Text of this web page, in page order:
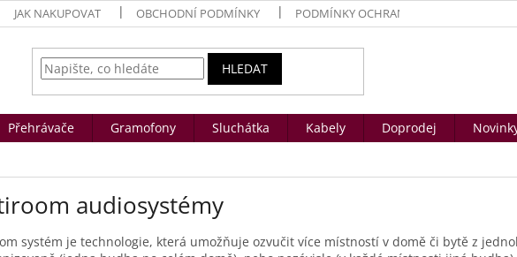
JAK NAKUPOVAT OBCHODNÍ PODMÍNKY PODMÍNKY OCHRANY OSOBNÍCH ÚDAJŮ
HLEDAT
Přehrávače Gramofony Sluchátka Kabely Doprodej
audiosystémy
systém je technologie, která umožňuje ozvučit více místností v domě či bytě z